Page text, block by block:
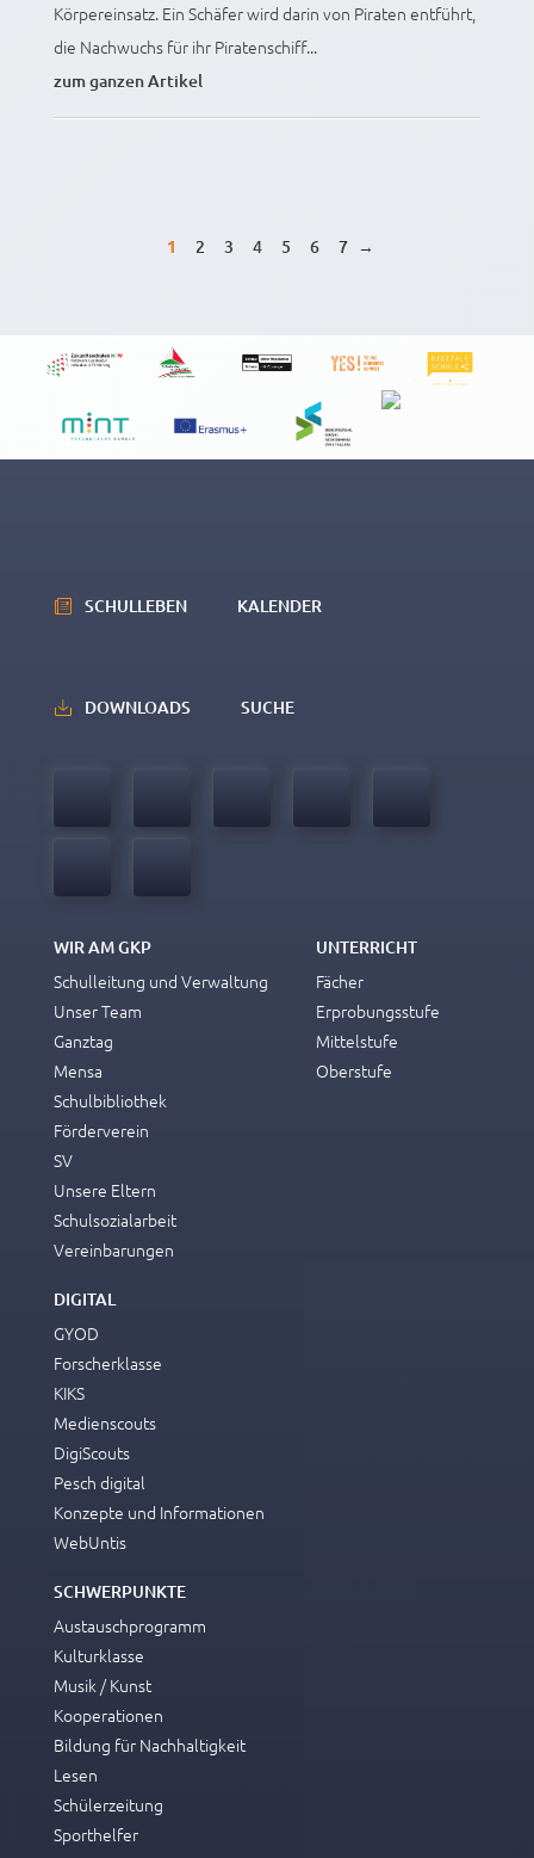
Körpereinsatz. Ein Schäfer wird darin von Piraten entführt,
die Nachwuchs für ihr Piratenschiff...
zum ganzen Artikel
1 2 3 4 5 6 7 →
SCHULLEBEN KALENDER
DOWNLOADS SUCHE
WIR AM GKP
Schulleitung und Verwaltung
Unser Team
Ganztag
Mensa
Schulbibliothek
Förderverein
SV
Unsere Eltern
Schulsozialarbeit
Vereinbarungen
UNTERRICHT
Fächer
Erprobungsstufe
Mittelstufe
Oberstufe
DIGITAL
GYOD
Forscherklasse
KIKS
Medienscouts
DigiScouts
Pesch digital
Konzepte und Informationen
WebUntis
SCHWERPUNKTE
Austauschprogramm
Kulturklasse
Musik / Kunst
Kooperationen
Bildung für Nachhaltigkeit
Lesen
Schülerzeitung
Sporthelfer